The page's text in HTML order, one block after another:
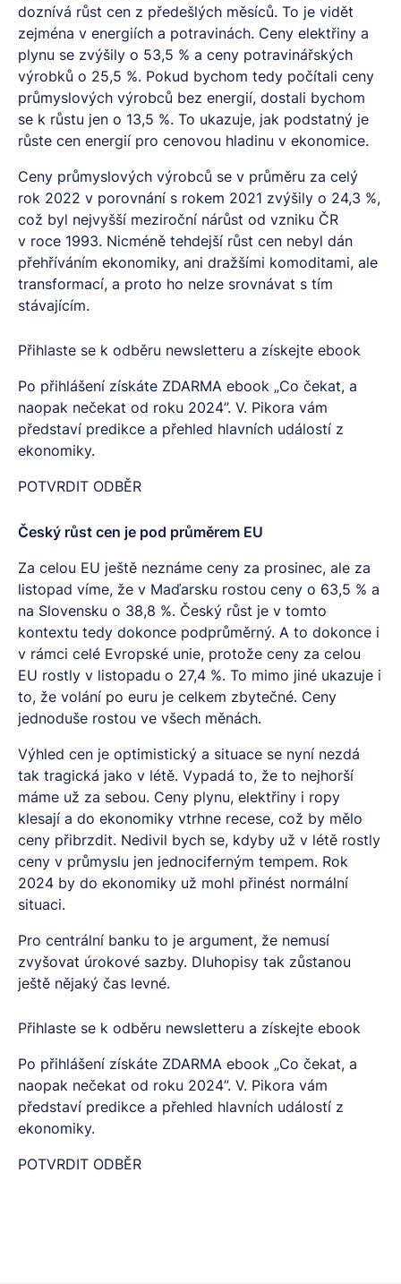
doznívá růst cen z předešlých měsíců. To je vidět
zejména v energiích a potravinách. Ceny elektřiny a
plynu se zvýšily o 53,5 % a ceny potravinářských
výrobků o 25,5 %. Pokud bychom tedy počítali ceny
průmyslových výrobců bez energií, dostali bychom
se k růstu jen o 13,5 %. To ukazuje, jak podstatný je
růste cen energií pro cenovou hladinu v ekonomice.
Ceny průmyslových výrobců se v průměru za celý
rok 2022 v porovnání s rokem 2021 zvýšily o 24,3 %,
což byl nejvyšší meziroční nárůst od vzniku ČR
v roce 1993. Nicméně tehdejší růst cen nebyl dán
přehříváním ekonomiky, ani dražšími komoditami, ale
transformací, a proto ho nelze srovnávat s tím
stávajícím.
Přihlaste se k odběru newsletteru a získejte ebook
Po přihlášení získáte ZDARMA ebook „Co čekat, a
naopak nečekat od roku 2024”. V. Pikora vám
představí predikce a přehled hlavních událostí z
ekonomiky.
POTVRDIT ODBĚR
Český růst cen je pod průměrem EU
Za celou EU ještě neznáme ceny za prosinec, ale za
listopad víme, že v Maďarsku rostou ceny o 63,5 % a
na Slovensku o 38,8 %. Český růst je v tomto
kontextu tedy dokonce podprůměrný. A to dokonce i
v rámci celé Evropské unie, protože ceny za celou
EU rostly v listopadu o 27,4 %. To mimo jiné ukazuje i
to, že volání po euru je celkem zbytečné. Ceny
jednoduše rostou ve všech měnách.
Výhled cen je optimistický a situace se nyní nezdá
tak tragická jako v létě. Vypadá to, že to nejhorší
máme už za sebou. Ceny plynu, elektřiny i ropy
klesají a do ekonomiky vtrhne recese, což by mělo
ceny přibrzdit. Nedivil bych se, kdyby už v létě rostly
ceny v průmyslu jen jednociferným tempem. Rok
2024 by do ekonomiky už mohl přinést normální
situaci.
Pro centrální banku to je argument, že nemusí
zvyšovat úrokové sazby. Dluhopisy tak zůstanou
ještě nějaký čas levné.
Přihlaste se k odběru newsletteru a získejte ebook
Po přihlášení získáte ZDARMA ebook „Co čekat, a
naopak nečekat od roku 2024”. V. Pikora vám
představí predikce a přehled hlavních událostí z
ekonomiky.
POTVRDIT ODBĚR